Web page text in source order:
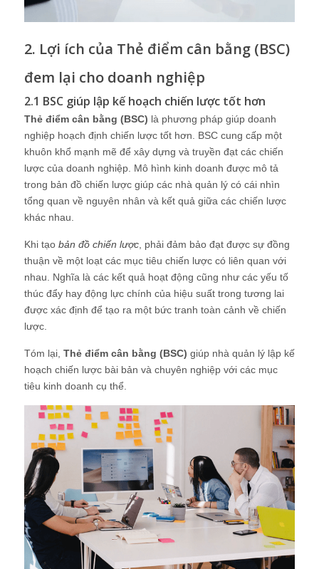
2. Lợi ích của Thẻ điểm cân bằng (BSC)
đem lại cho doanh nghiệp
2.1 BSC giúp lập kế hoạch chiến lược tốt hơn
Thẻ điểm cân bằng (BSC) là phương pháp giúp doanh
nghiệp hoạch định chiến lược tốt hơn. BSC cung cấp một
khuôn khổ mạnh mẽ để xây dựng và truyền đạt các chiến
lược của doanh nghiệp. Mô hình kinh doanh được mô tả
trong bản đồ chiến lược giúp các nhà quản lý có cái nhìn
tổng quan về nguyên nhân và kết quả giữa các chiến lược
khác nhau.
Khi tạo bản đồ chiến lược , phải đảm bảo đạt được sự đồng
thuận về một loạt các mục tiêu chiến lược có liên quan với
nhau. Nghĩa là các kết quả hoạt động cũng như các yếu tố
thúc đẩy hay động lực chính của hiệu suất trong tương lai
được xác định để tạo ra một bức tranh toàn cảnh về chiến
lược.
Tóm lại, Thẻ điểm cân bằng (BSC) giúp nhà quản lý lập kế
hoạch chiến lược bài bản và chuyên nghiệp với các mục
tiêu kinh doanh cụ thể.